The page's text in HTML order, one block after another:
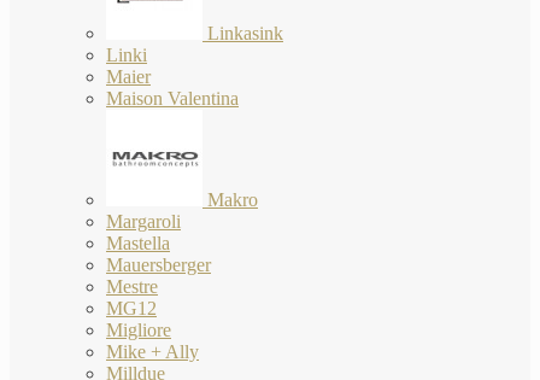
Linkasink
Linki
Maier
Maison Valentina
Makro
Margaroli
Mastella
Mauersberger
Mestre
MG12
Migliore
Mike + Ally
Milldue